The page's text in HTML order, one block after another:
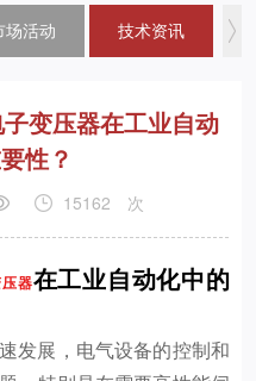
场活动 技术资讯
变压器在工业自动
性？
15162 次
器在工业自动化中的
发展，电气设备的控制和